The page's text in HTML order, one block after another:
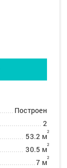
Построен
2
53.2 м2
30.5 м2
7 м2